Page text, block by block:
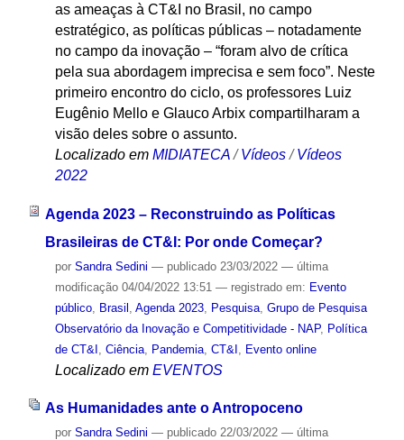
as ameaças à CT&I no Brasil, no campo
estratégico, as políticas públicas – notadamente
no campo da inovação – “foram alvo de crítica
pela sua abordagem imprecisa e sem foco”. Neste
primeiro encontro do ciclo, os professores Luiz
Eugênio Mello e Glauco Arbix compartilharam a
visão deles sobre o assunto.
Localizado em MIDIATECA /Vídeos /Vídeos
2022
Agenda 2023 – Reconstruindo as Políticas
Brasileiras de CT&I: Por onde Começar?
por Sandra Sedini — publicado23/03/2022 — última
modificação04/04/2022 13:51 — registrado em: Evento
público, Brasil Agenda 2023, Pesquisa, Grupo de Pesquisa
Observatório da Inovação e Competitividade - NAP, Política
de CT&I Ciência, Pandemia, CT&I Evento online
Localizado em EVENTOS
As Humanidades ante o Antropoceno
por Sandra Sedini — publicado22/03/2022 — última